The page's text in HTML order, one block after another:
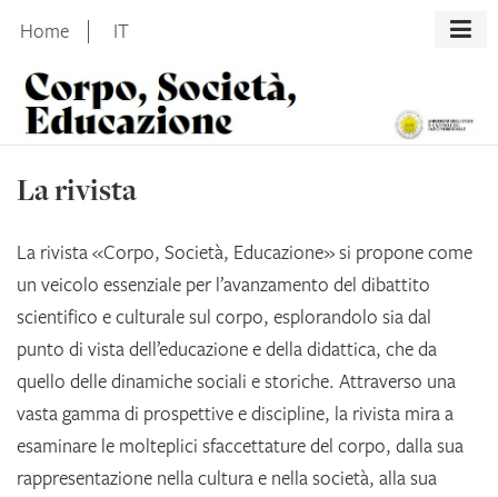
content
Home IT
La rivista
La rivista «Corpo, Società, Educazione» si propone come
un veicolo essenziale per l’avanzamento del dibattito
scientifico e culturale sul corpo, esplorandolo sia dal
punto di vista dell’educazione e della didattica, che da
quello delle dinamiche sociali e storiche. Attraverso una
vasta gamma di prospettive e discipline, la rivista mira a
esaminare le molteplici sfaccettature del corpo, dalla sua
rappresentazione nella cultura e nella società, alla sua